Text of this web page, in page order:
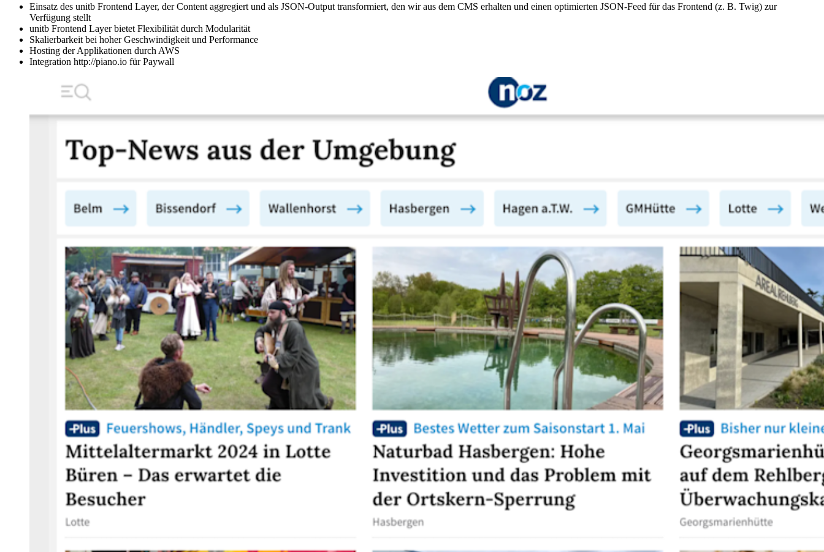
Einsatz des unitb Frontend Layer, der Content aggregiert und als JSON-Output transformiert, den wir aus dem CMS erhalten und einen optimierten JSON-Feed für das Frontend (z. B. Twig) zur
Verfügung stellt
unitb Frontend Layer bietet Flexibilität durch Modularität
Skalierbarkeit bei hoher Geschwindigkeit und Performance
Hosting der Applikationen durch AWS
Integration http://piano.io für Paywall